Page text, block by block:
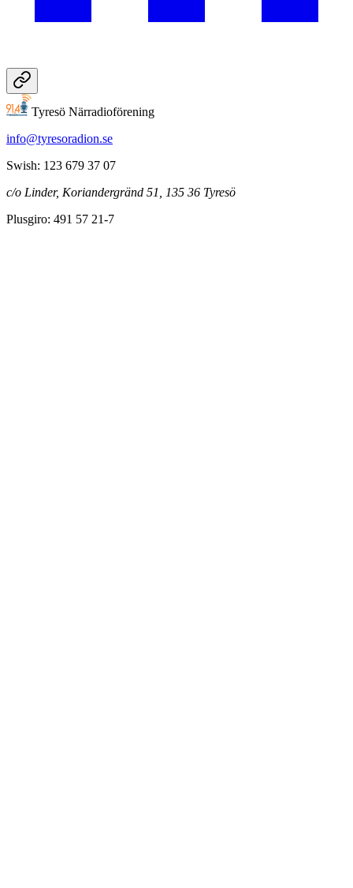
Tyresö Närradioförening
info@tyresoradion.se
Swish: 123 679 37 07
c/o Linder, Koriandergränd 51, 135 36 Tyresö
Plusgiro: 491 57 21-7